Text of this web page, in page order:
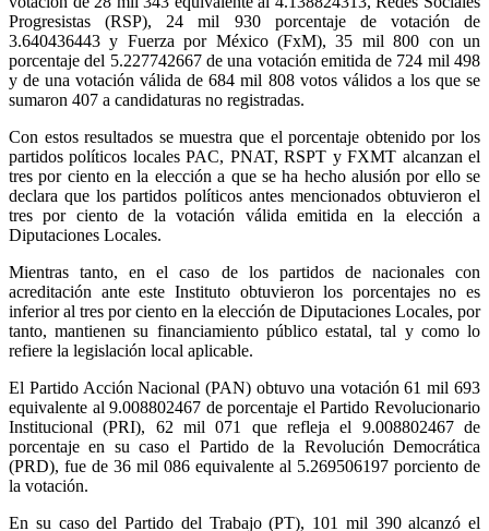
Progresistas (RSP), 24 mil 930 porcentaje de votación de
3.640436443 y Fuerza por México (FxM), 35 mil 800 con un
porcentaje del 5.227742667 de una votación emitida de 724 mil 498
y de una votación válida de 684 mil 808 votos válidos a los que se
sumaron 407 a candidaturas no registradas.
Con estos resultados se muestra que el porcentaje obtenido por los
partidos políticos locales PAC, PNAT, RSPT y FXMT alcanzan el
tres por ciento en la elección a que se ha hecho alusión por ello se
declara que los partidos políticos antes mencionados obtuvieron el
tres por ciento de la votación válida emitida en la elección a
Diputaciones Locales.
Mientras tanto, en el caso de los partidos de nacionales con
acreditación ante este Instituto obtuvieron los porcentajes no es
inferior al tres por ciento en la elección de Diputaciones Locales, por
tanto, mantienen su financiamiento público estatal, tal y como lo
refiere la legislación local aplicable.
El Partido Acción Nacional (PAN) obtuvo una votación 61 mil 693
equivalente al 9.008802467 de porcentaje el Partido Revolucionario
Institucional (PRI), 62 mil 071 que refleja el 9.008802467 de
porcentaje en su caso el Partido de la Revolución Democrática
(PRD), fue de 36 mil 086 equivalente al 5.269506197 porciento de
la votación.
En su caso del Partido del Trabajo (PT), 101 mil 390 alcanzó el